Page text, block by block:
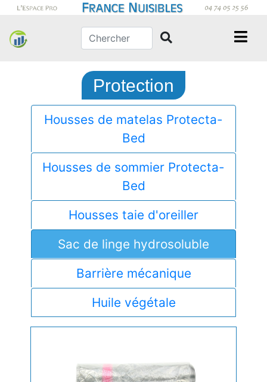
Protection
Housses de matelas Protecta-
Bed
Housses de sommier Protecta-
Bed
Housses taie d'oreiller
Sac de linge hydrosoluble
Barrière mécanique
Huile végétale